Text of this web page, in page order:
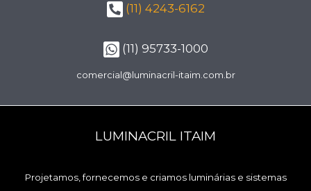
(11) 4243-6162
(11) 95733-1000
comercial@luminacril-itaim.com.br
LUMINACRIL ITAIM
Projetamos, fornecemos e criamos luminárias e sistemas